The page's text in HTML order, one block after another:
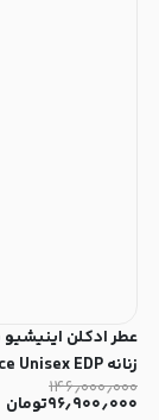
عطر ادکلن
زنانه Initio Parfums Prives Oud for Grace Unisex EDP
۱۴۶٫۰۰۰٫۰۰۰
۹۶٫۹۰۰٫۰۰۰تومان